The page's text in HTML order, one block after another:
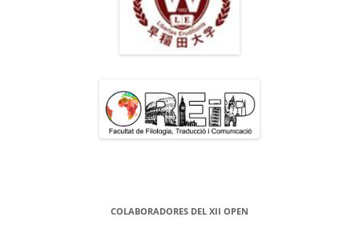
COLABORADORES DEL XII OPEN